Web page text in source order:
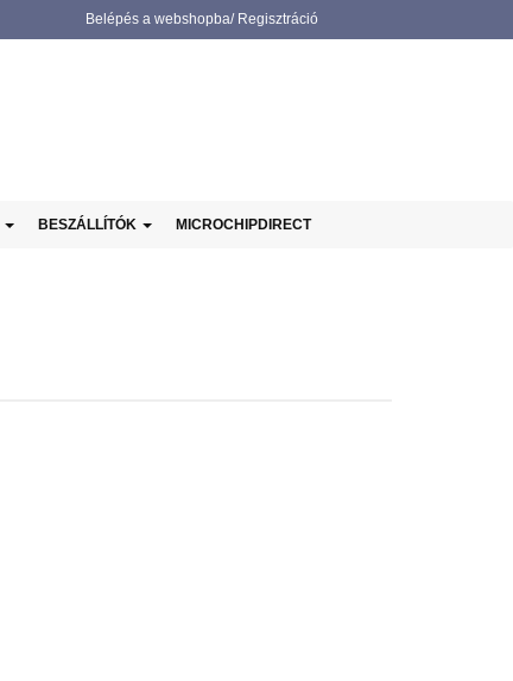
Belépés a webshopba/ Regisztráció
BESZÁLLÍTÓK MICROCHIPDIRECT